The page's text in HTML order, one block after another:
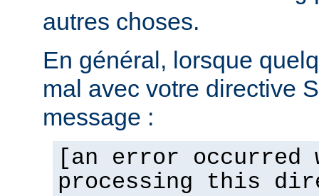
autres choses.
En général, lorsque
mal avec votre directive
message :
[an error occurred
processing this